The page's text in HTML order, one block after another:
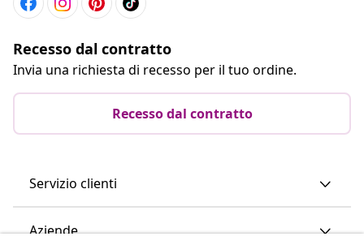
Recesso dal contratto
Invia una richiesta di recesso per il tuo ordine.
Recesso dal contratto
Servizio clienti
Aziende